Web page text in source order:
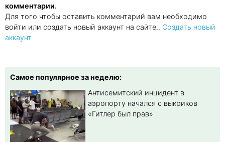
комментарии.
Для того чтобы оставить комментарий вам необходимо
войти или создать новый аккаунт на сайте.. Создать новый
аккаунт
Самое популярное за неделю:
Антисемитский инцидент в
аэропорту начался с выкриков
«Гитлер был прав»